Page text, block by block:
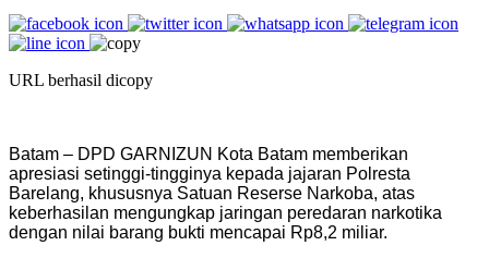
URL berhasil dicopy
Batam – DPD GARNIZUN Kota Batam memberikan
apresiasi setinggi-tingginya kepada jajaran Polresta
Barelang, khususnya Satuan Reserse Narkoba, atas
keberhasilan mengungkap jaringan peredaran narkotika
dengan nilai barang bukti mencapai Rp8,2 miliar.